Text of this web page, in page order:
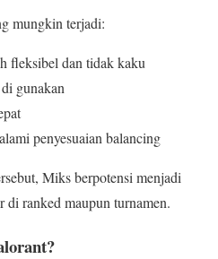
mungkin terjadi:
fleksibel dan tidak kaku
gunakan
penyesuaian balancing
Miks berpotensi menjadi
di ranked maupun turnamen.